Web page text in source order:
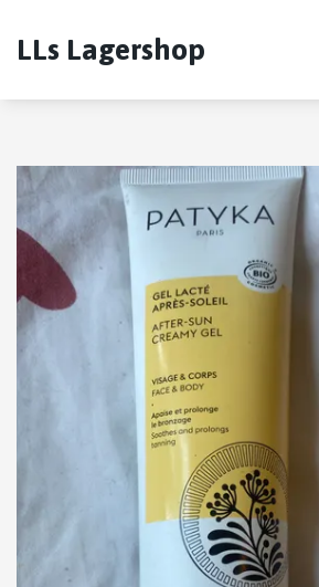
LLs Lagershop